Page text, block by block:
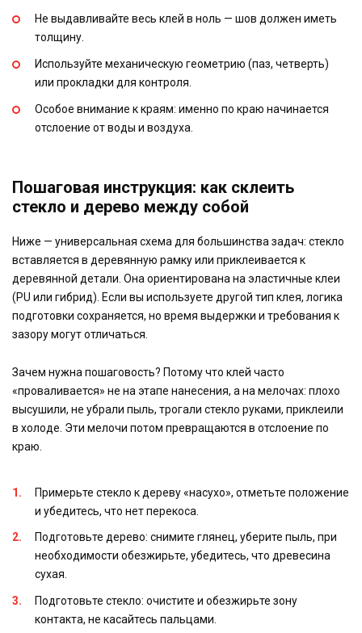
Не выдавливайте весь клей в ноль — шов должен иметь
толщину.
Используйте механическую геометрию (паз, четверть)
или прокладки для контроля.
Особое внимание к краям: именно по краю начинается
отслоение от воды и воздуха.
Пошаговая инструкция: как склеить
стекло и дерево между собой
Ниже — универсальная схема для большинства задач: стекло
вставляется в деревянную рамку или приклеивается к
деревянной детали. Она ориентирована на эластичные клеи
(PU или гибрид). Если вы используете другой тип клея, логика
подготовки сохраняется, но время выдержки и требования к
зазору могут отличаться.
Зачем нужна пошаговость? Потому что клей часто
«проваливается» не на этапе нанесения, а на мелочах: плохо
высушили, не убрали пыль, трогали стекло руками, приклеили
в холоде. Эти мелочи потом превращаются в отслоение по
краю.
Примерьте стекло к дереву «насухо», отметьте положение
и убедитесь, что нет перекоса.
Подготовьте дерево: снимите глянец, уберите пыль, при
необходимости обезжирьте, убедитесь, что древесина
сухая.
Подготовьте стекло: очистите и обезжирьте зону
контакта, не касайтесь пальцами.